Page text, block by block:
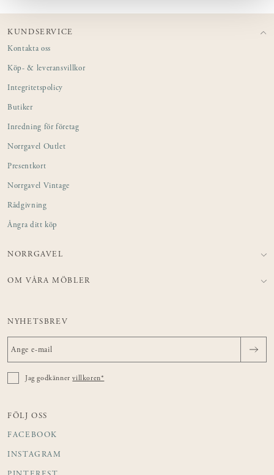
KUNDSERVICE
Kontakta oss
Köp- & leveransvillkor
Integritetspolicy
Butiker
Inredning för företag
Norrgavel Outlet
Presentkort
Norrgavel Vintage
Rådgivning
Ångra ditt köp
NORRGAVEL
OM VÅRA MÖBLER
NYHETSBREV
Jag godkännervillkoren*
FÖLJ OSS
FACEBOOK
INSTAGRAM